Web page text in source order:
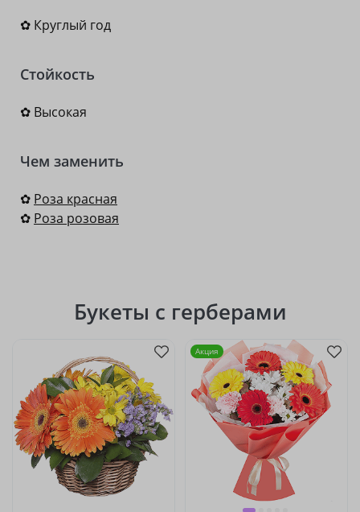
✿ Круглый год
Стойкость
✿ Высокая
Чем заменить
✿ Роза красная
✿ Роза розовая
Букеты с герберами
Акция